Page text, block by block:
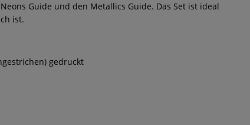
Guide und den Metallics Guide. Das Set ist ideal
ist.
gedruckt